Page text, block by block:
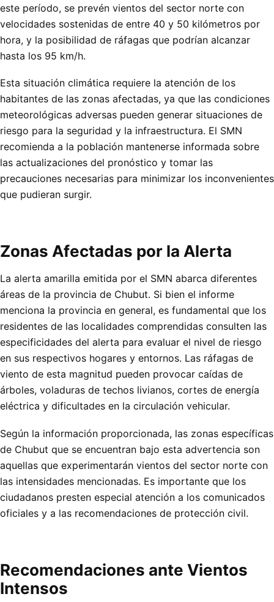
este período, se prevén vientos del sector norte con
velocidades sostenidas de entre 40 y 50 kilómetros por
hora, y la posibilidad de ráfagas que podrían alcanzar
hasta los 95 km/h.
Esta situación climática requiere la atención de los
habitantes de las zonas afectadas, ya que las condiciones
meteorológicas adversas pueden generar situaciones de
riesgo para la seguridad y la infraestructura. El SMN
recomienda a la población mantenerse informada sobre
las actualizaciones del pronóstico y tomar las
precauciones necesarias para minimizar los inconvenientes
que pudieran surgir.
Zonas Afectadas por la Alerta
La alerta amarilla emitida por el SMN abarca diferentes
áreas de la provincia de Chubut. Si bien el informe
menciona la provincia en general, es fundamental que los
residentes de las localidades comprendidas consulten las
especificidades del alerta para evaluar el nivel de riesgo
en sus respectivos hogares y entornos. Las ráfagas de
viento de esta magnitud pueden provocar caídas de
árboles, voladuras de techos livianos, cortes de energía
eléctrica y dificultades en la circulación vehicular.
Según la información proporcionada, las zonas específicas
de Chubut que se encuentran bajo esta advertencia son
aquellas que experimentarán vientos del sector norte con
las intensidades mencionadas. Es importante que los
ciudadanos presten especial atención a los comunicados
oficiales y a las recomendaciones de protección civil.
Recomendaciones ante Vientos
Intensos